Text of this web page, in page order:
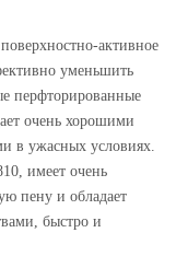
активное
уменьшить
перфторированные
очень хорошими
в ужасных условиях.
имеет очень
пену и обладает
быстро и